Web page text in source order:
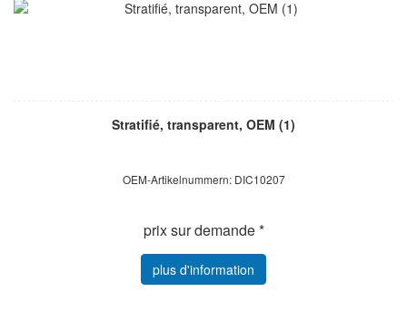
Stratifié, transparent, OEM (1)
OEM-Artikelnummern: DIC10207
prix sur demande *
plus d'information